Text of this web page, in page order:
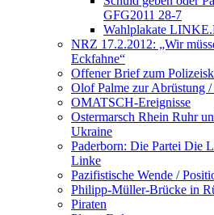
GFG2011 28-7
Wahlplakate
NRZ 17.2.2012: „Wir
Eckfahne“
Offener Brief zum
Olof Palme zur Abrüstung
OMATSCH-Ereignisse
Ostermarsch Rhein Ruhr
Ukraine
Paderborn: Die Partei Die
Linke
Pazifistische Wende /
Philipp-Müller-Brücke in
Piraten